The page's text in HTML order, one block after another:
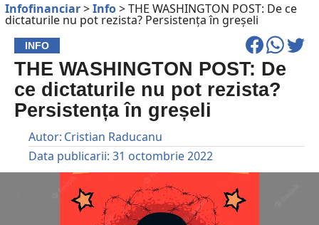
Infofinanciar>Info>THE WASHINGTON POST: De ce
dictaturile nu pot rezista? Persistența în greșeli
INFO
THE WASHINGTON POST: De
ce dictaturile nu pot rezista?
Persistența în greșeli
Autor: Cristian Raducanu
Data publicarii: 31 octombrie 2022